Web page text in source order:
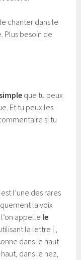
chanter dans le
Plus besoin de
que tu peux
Et tu peux les
si tu
l’une des rares
la voix
appelle le
la lettre i ,
dans le haut
dans le nez,